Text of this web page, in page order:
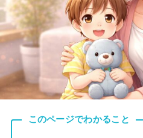
このページでわかること